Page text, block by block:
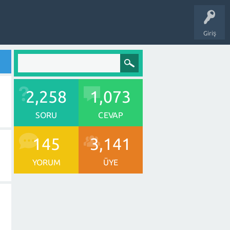
Giriş
2,258
SORU
1,073
CEVAP
145
YORUM
3,141
ÜYE